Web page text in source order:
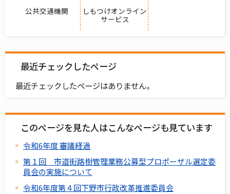
公共交通機関
しもつけオンライン
サービス
最近チェックしたページ
最近チェックしたページはありません。
このページを見た人はこんなページも見ています
令和6年度 審議経過
第１回 市道街路樹管理業務公募型プロポーザル選定委
員会の実施について
令和6年度第４回下野市行政改革推進委員会